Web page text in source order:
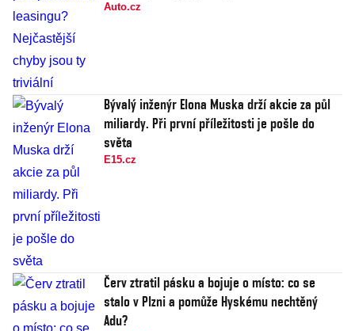
Auto.cz
Bývalý inženýr Elona Muska drží akcie za půl
miliardy. Při první příležitosti je pošle do
světa
E15.cz
Červ ztratil pásku a bojuje o místo: co se
stalo v Plzni a pomůže Hyskému nechtěný
Adu?